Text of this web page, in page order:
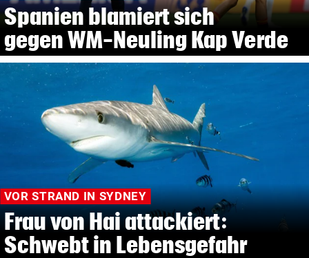
Spanien blamiert sich
gegen WM-Neuling Kap Verde
VOR STRAND IN SYDNEY
Frau von Hai attackiert:
Schwebt in Lebensgefahr